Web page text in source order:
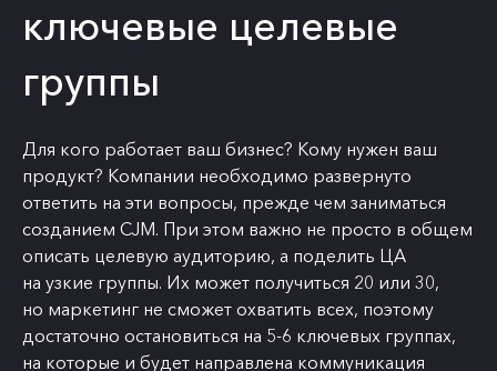
ключевые целевые
группы
Для кого работает ваш бизнес? Кому нужен ваш
продукт? Компании необходимо развернуто
ответить на эти вопросы, прежде чем заниматься
созданием CJM. При этом важно не просто в общем
описать целевую аудиторию, а поделить ЦА
на узкие группы. Их может получиться 20 или 30,
но маркетинг не сможет охватить всех, поэтому
достаточно остановиться на 5-6 ключевых группах,
на которые и будет направлена коммуникация